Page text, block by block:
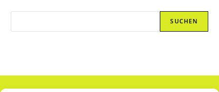
SUCHEN